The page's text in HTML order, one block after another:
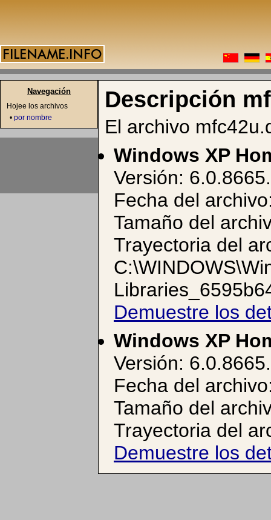
Descripción
El archivo
Windows XP
Versión:
Fecha del
Tamaño del
Trayectoria del
Demuestre los
Windows XP
Versión:
Fecha del
Tamaño del
Trayectoria del
Demuestre los
Navegación
Hojee los archivos
• por nombre